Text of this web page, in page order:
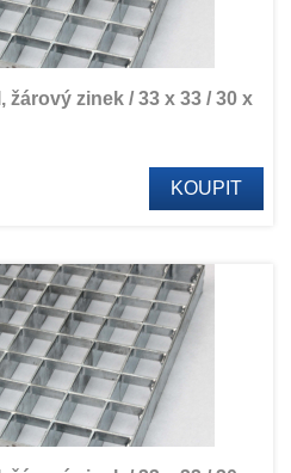
žárový zinek / 33 x 33 / 30 x
KOUPIT